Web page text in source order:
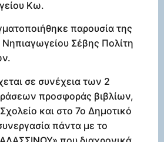
Κω.
παρουσία της
Νηπιαγωγείου Σέβης Πολίτη
σε συνέχεια των 2
προσφοράς βιβλίων,
και στο 7ο Δημοτικό
πάντα με το